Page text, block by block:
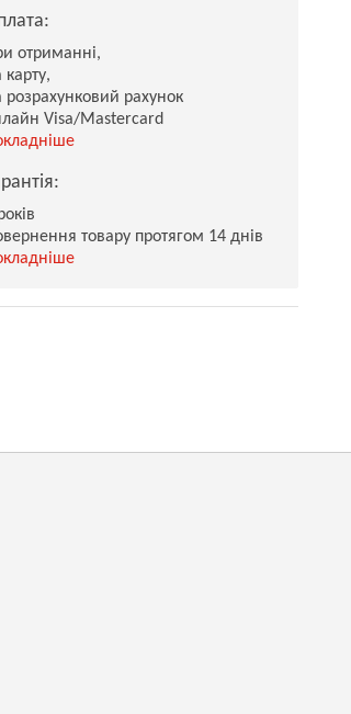
отриманні,
карту,
розрахунковий рахунок
Visa/Mastercard
товару протягом 14 днів